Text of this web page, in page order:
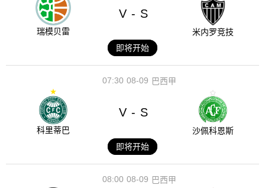
瑞模贝雷
V - S
米内罗竞技
即将开始
08-09
07:30 巴西甲
科里蒂巴
V - S
沙佩科恩斯
即将开始
08-09
08:00 巴西甲